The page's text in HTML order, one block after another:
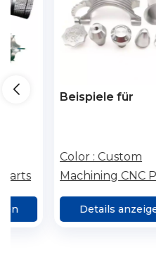
Beispiele für
Motorabdeckung.
Intelligente
Verbindungselemente,
Verarbeitung
Custom
Machining CNC Parts
Details anzeigen